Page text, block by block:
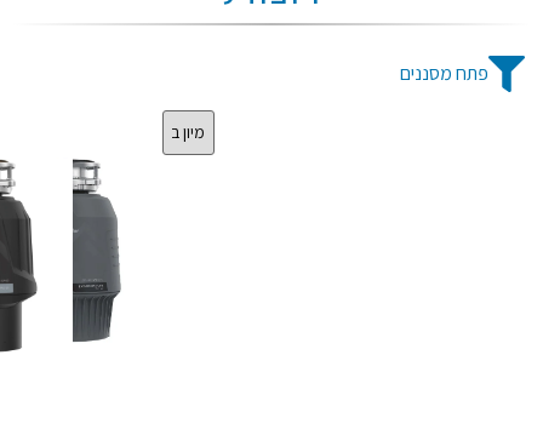
פתח מסננים